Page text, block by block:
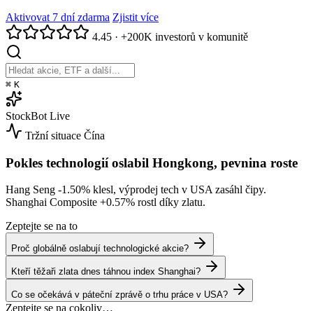
Aktivovat 7 dní zdarma Zjistit více
4.45 · +200K investorů v komunitě
⌘ K
StockBot Live
Tržní situace Čína
Pokles technologií oslabil Hongkong, pevnina roste
Hang Seng -1.50% klesl, výprodej tech v USA zasáhl čipy.
Shanghai Composite +0.57% rostl díky zlatu.
Zeptejte se na to
Proč globálně oslabují technologické akcie?
Kteří těžaři zlata dnes táhnou index Shanghai?
Co se očekává v páteční zprávě o trhu práce v USA?